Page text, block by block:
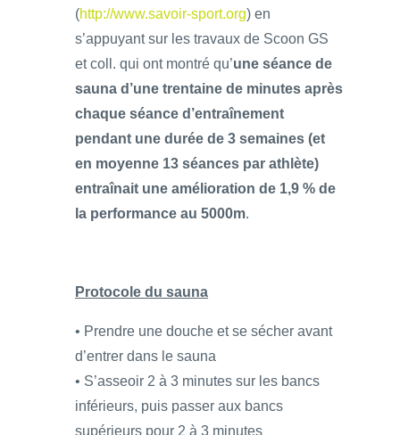
(http://www.savoir-sport.org) en
s’appuyant sur les travaux de Scoon GS
et coll. qui ont montré qu’une séance de
sauna d’une trentaine de minutes après
chaque séance d’entraînement
pendant une durée de 3 semaines (et
en moyenne 13 séances par athlète)
entraînait une amélioration de 1,9 % de
la performance au 5000m.
Protocole du sauna
• Prendre une douche et se sécher avant
d’entrer dans le sauna
• S’asseoir 2 à 3 minutes sur les bancs
inférieurs, puis passer aux bancs
supérieurs pour 2 à 3 minutes